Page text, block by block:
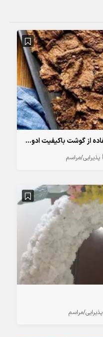
رول کباب ترکی طعام طلایی با استفاده از گوشت باکیفیت ادویه‌های طبیعی و بسته‌بندی کاملاً بهداشتی
پذیرایی/مراسم
پذیرایی/مراسم